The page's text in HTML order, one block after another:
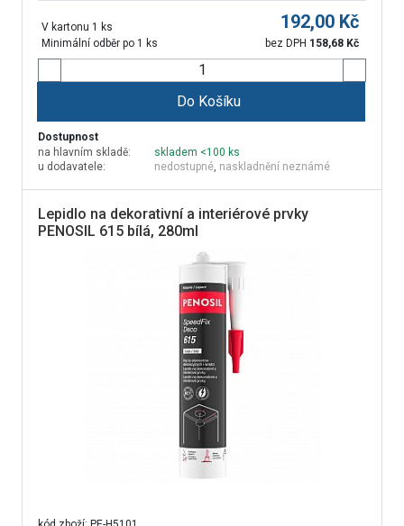
V kartonu 1 ks
Minimální odběr po 1 ks
192,00 Kč
bez DPH 158,68 Kč
Do Košíku
Dostupnost
na hlavním skladě:
skladem <100 ks
u dodavatele:
nedostupné, naskladnění neznámé
Lepidlo na dekorativní a interiérové prvky
PENOSIL 615 bílá, 280ml